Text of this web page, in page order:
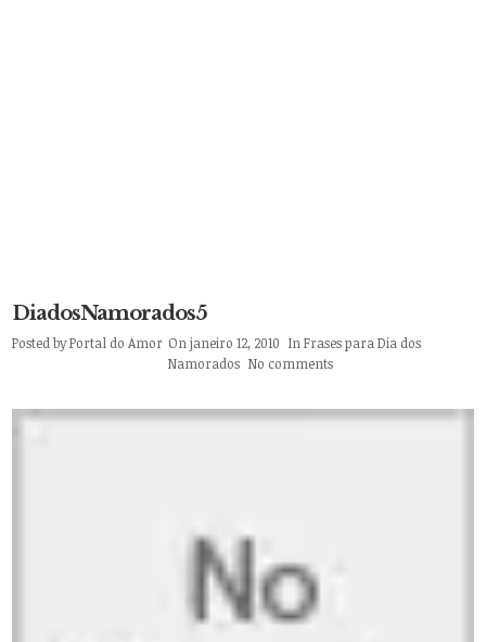
DiadosNamorados5
Posted byPortal do Amor On janeiro 12, 2010 InFrases para Dia dos
Namorados No comments